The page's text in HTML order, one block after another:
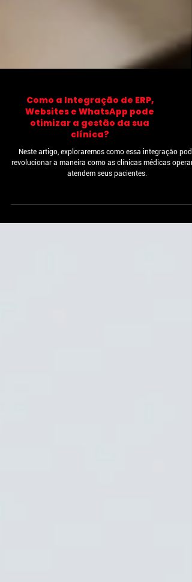
Como a Integração de ERP,
Websites e WhatsApp pode
otimizar a gestão da sua
clínica?
Neste artigo, exploraremos como essa integração pode